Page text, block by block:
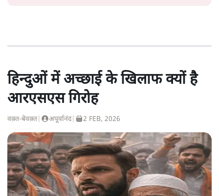
हिन्दुओं में अच्छाई के खिलाफ क्यों है
आरएसएस गिरोह
वक़्त-बेवक़्त अपूर्वानंद| 2 FEB, 2026